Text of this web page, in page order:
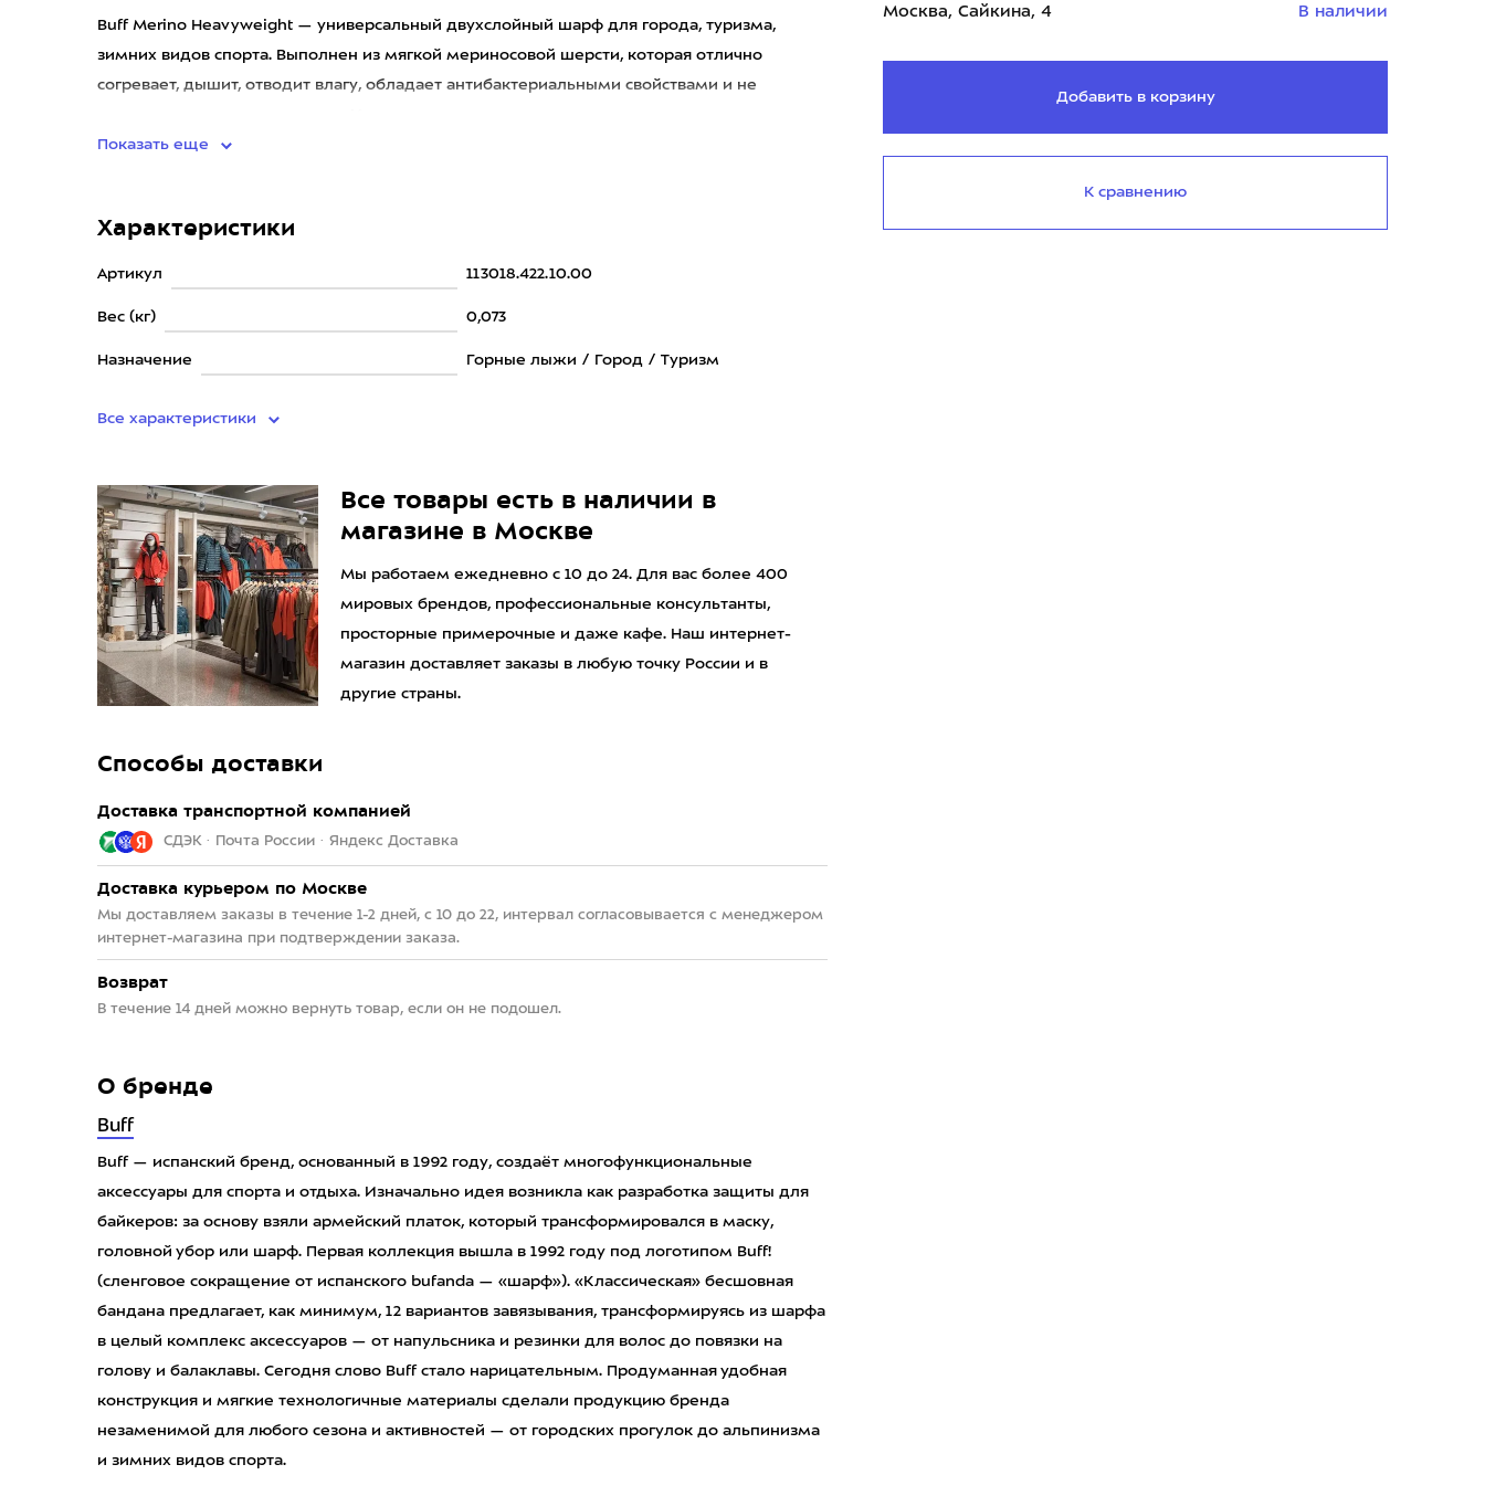
Buff Merino Heavyweight — универсальный двухслойный шарф для города, туризма,
зимних видов спорта. Выполнен из мягкой мериносовой шерсти, которая отлично
согревает, дышит, отводит влагу, обладает антибактериальными свойствами и не
Показать еще
Характеристики
Артикул 113018.422.10.00
Вес (кг) 0,073
Назначение Горные лыжи / Город / Туризм
Все характеристики
Все товары есть в наличии в
магазине в Москве
Мы работаем ежедневно с 10 до 24. Для вас более 400
мировых брендов, профессиональные консультанты,
просторные примерочные и даже кафе. Наш интернет-
магазин доставляет заказы в любую точку России и в
другие страны.
Способы доставки
Доставка транспортной компанией
СДЭК · Почта России · Яндекс Доставка
Доставка курьером по Москве
Мы доставляем заказы в течение 1-2 дней, с 10 до 22, интервал согласовывается с менеджером
интернет-магазина при подтверждении заказа.
Возврат
В течение 14 дней можно вернуть товар, если он не подошел.
О бренде
Buff
Buff — испанский бренд, основанный в 1992 году, создаёт многофункциональные
аксессуары для спорта и отдыха. Изначально идея возникла как разработка защиты для
байкеров: за основу взяли армейский платок, который трансформировался в маску,
головной убор или шарф. Первая коллекция вышла в 1992 году под логотипом Buff!
(сленговое сокращение от испанского bufanda — «шарф»). «Классическая» бесшовная
бандана предлагает, как минимум, 12 вариантов завязывания, трансформируясь из шарфа
в целый комплекс аксессуаров — от напульсника и резинки для волос до повязки на
голову и балаклавы. Сегодня слово Buff стало нарицательным. Продуманная удобная
конструкция и мягкие технологичные материалы сделали продукцию бренда
незаменимой для любого сезона и активностей — от городских прогулок до альпинизма
и зимних видов спорта.
Москва, Сайкина, 4 В наличии
Добавить в корзину
К сравнению